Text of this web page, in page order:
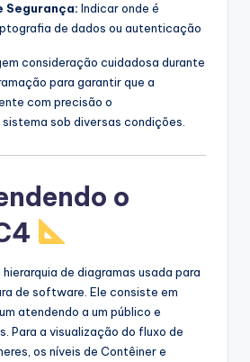
Segurança: Indicar onde é
de dados ou autenticação
consideração cuidadosa durante
para garantir que a
com precisão o
sob diversas condições.
o
de diagramas usada para
de software. Ele consiste em
atendendo a um público e
Para a visualização do fluxo de
os níveis de Contêiner e